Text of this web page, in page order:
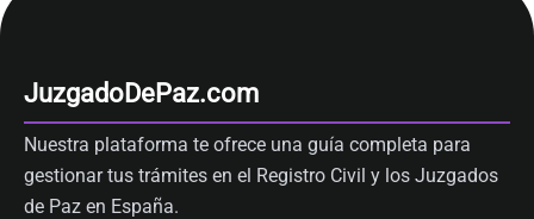
JuzgadoDePaz.com
Nuestra plataforma te ofrece una guía completa para
gestionar tus trámites en el Registro Civil y los Juzgados
de Paz en España.